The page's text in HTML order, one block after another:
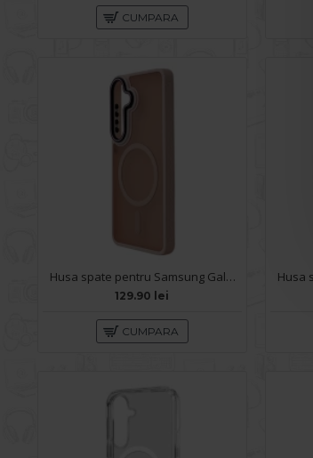
CUMPARA
Husa spate pentru Samsung Galaxy S26 Matte Case Magsafe - Semitransparent/Rose
129.90 lei
CUMPARA